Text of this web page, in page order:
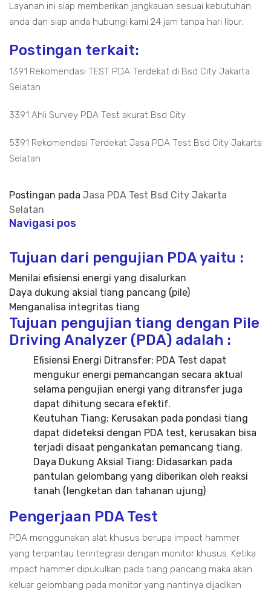
Layanan ini siap memberikan jangkauan sesuai kebutuhan
anda dan siap anda hubungi kami 24 jam tanpa hari libur.
Postingan terkait:
1391 Rekomendasi TEST PDA Terdekat di Bsd City Jakarta
Selatan
3391 Ahli Survey PDA Test akurat Bsd City
5391 Rekomendasi Terdekat Jasa PDA Test Bsd City Jakarta
Selatan
Postingan pada Jasa PDA Test Bsd City Jakarta
Selatan
Navigasi pos
Tujuan dari pengujian PDA yaitu :
Menilai efisiensi energi yang disalurkan
Daya dukung aksial tiang pancang (pile)
Menganalisa integritas tiang
Tujuan pengujian tiang dengan Pile
Driving Analyzer (PDA) adalah :
Efisiensi Energi Ditransfer: PDA Test dapat
mengukur energi pemancangan secara aktual
selama pengujian energi yang ditransfer juga
dapat dihitung secara efektif.
Keutuhan Tiang: Kerusakan pada pondasi tiang
dapat dideteksi dengan PDA test, kerusakan bisa
terjadi disaat pengankatan pemancang tiang.
Daya Dukung Aksial Tiang: Didasarkan pada
pantulan gelombang yang diberikan oleh reaksi
tanah (lengketan dan tahanan ujung)
Pengerjaan PDA Test
PDA menggunakan alat khusus berupa impact hammer
yang terpantau terintegrasi dengan monitor khusus. Ketika
impact hammer dipukulkan pada tiang pancang maka akan
keluar gelombang pada monitor yang nantinya dijadikan